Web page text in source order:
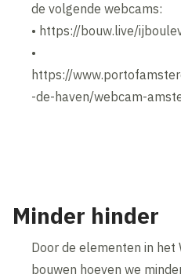
de volgende webcams:
• https://bouw.live/
•
https://
-de-haven/webcam-
Wijzig cookie
Minder hinder
Door de elementen in
bouwen hoeven we